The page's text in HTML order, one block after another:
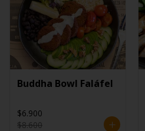
Buddha Bowl Faláfel
$6.900
$8.600